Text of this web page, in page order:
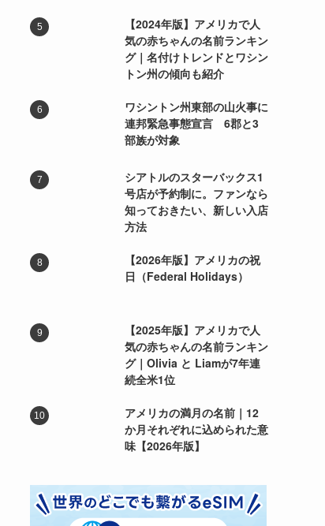
【2024年版】アメリカで人
気の赤ちゃんの名前ランキン
グ｜名付けトレンドとワシン
トン州の傾向も紹介
ワシントン州東部の山火事に
連邦緊急事態宣言 6郡と3
部族が対象
シアトルのスターバックス1
号店が予約制に。ファンなら
知っておきたい、新しい入店
方法
【2026年版】アメリカの祝
日（Federal Holidays）
【2025年版】アメリカで人
気の赤ちゃんの名前ランキン
グ｜Olivia と Liamが7年連
続全米1位
アメリカの満月の名前｜12
か月それぞれに込められた意
味【2026年版】